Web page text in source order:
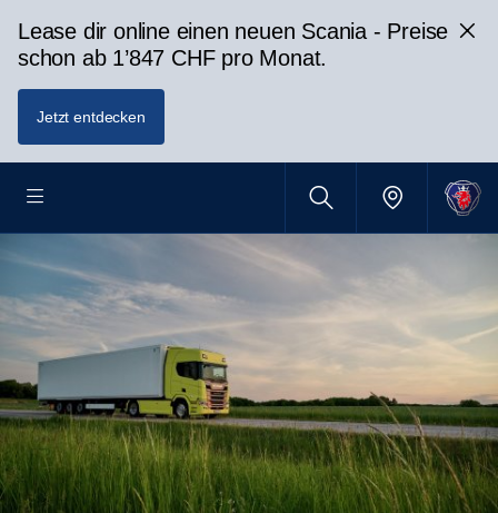
Lease dir online einen neuen Scania - Preise
schon ab 1’847 CHF pro Monat.
Jetzt entdecken